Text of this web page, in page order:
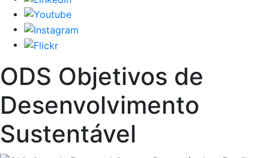
ODS Objetivos de
Desenvolvimento
Sustentável